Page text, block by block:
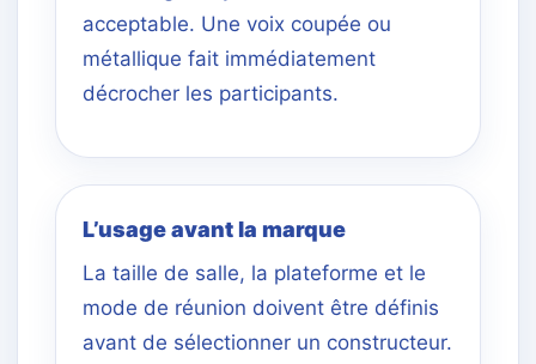
acceptable. Une voix coupée ou
métallique fait immédiatement
décrocher les participants.
L’usage avant la marque
La taille de salle, la plateforme et le
mode de réunion doivent être définis
avant de sélectionner un constructeur.